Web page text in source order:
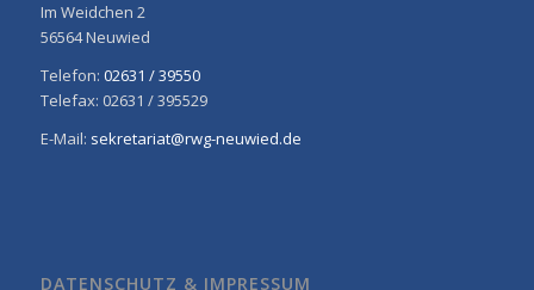
Im Weidchen 2
56564 Neuwied
Telefon: 02631 / 39550
Telefax: 02631 / 395529
E-Mail: sekretariat@rwg-neuwied.de
DATENSCHUTZ & IMPRESSUM